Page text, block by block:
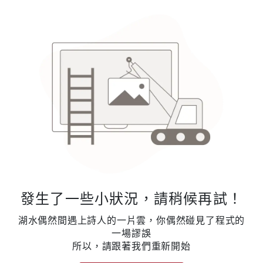
發生了一些小狀況，請稍候再試！
湖水偶然間遇上詩人的一片雲，你偶然碰見了程式的
一場謬誤
所以，請跟著我們重新開始